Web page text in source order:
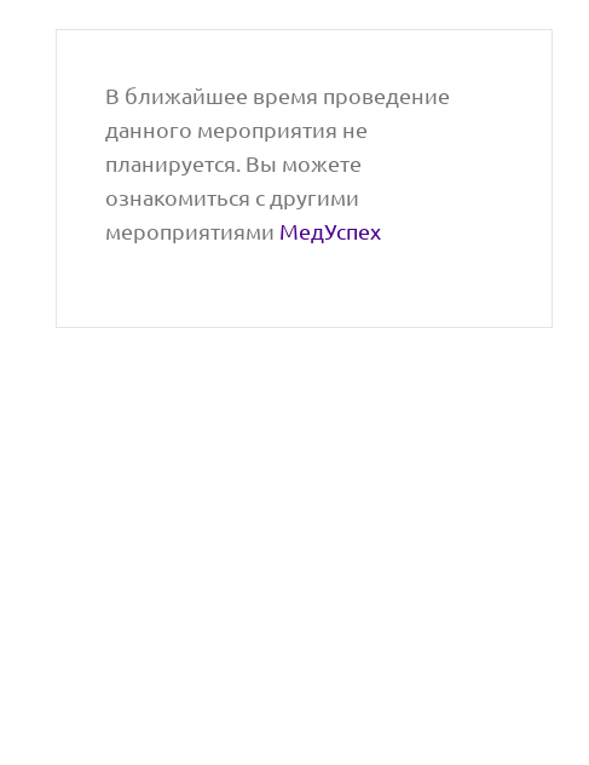
В ближайшее время проведение
данного мероприятия не
планируется. Вы можете
ознакомиться с другими
мероприятиями МедУспех